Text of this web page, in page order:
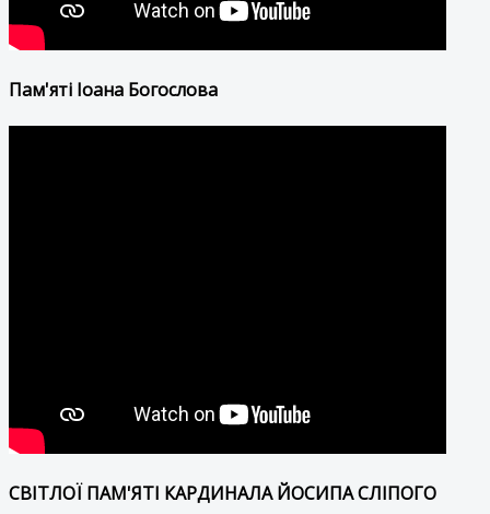
Пам'яті Іоана Богослова
СВІТЛОЇ ПАМ'ЯТІ КАРДИНАЛА ЙОСИПА СЛІПОГО